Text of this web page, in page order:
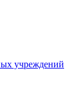
учреждений